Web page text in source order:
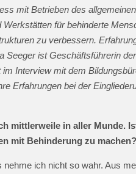
mit Betrieben des
für behinderte
zu verbessern.
Seeger ist Geschäftsführerin der
im Interview mit dem
Erfahrungen bei der
mittlerweile in aller Munde.
mit Behinderung zu
nehme ich nicht so wahr. Aus